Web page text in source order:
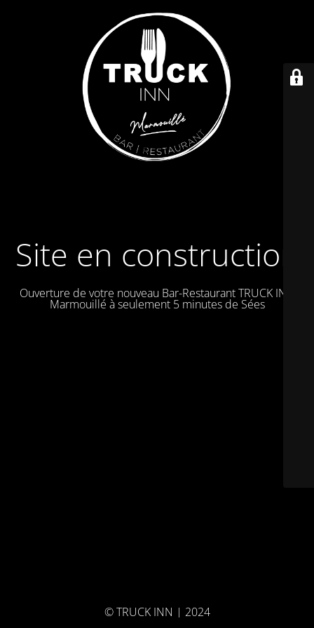
Site en construction
Ouverture de votre nouveau Bar-Restaurant TRUCK IN à
Marmouillé à seulement 5 minutes de Sées
© TRUCK INN | 2024